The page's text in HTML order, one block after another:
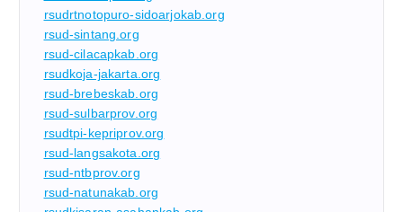
rsudrtnotopuro-sidoarjokab.org
rsud-sintang.org
rsud-cilacapkab.org
rsudkoja-jakarta.org
rsud-brebeskab.org
rsud-sulbarprov.org
rsudtpi-kepriprov.org
rsud-langsakota.org
rsud-ntbprov.org
rsud-natunakab.org